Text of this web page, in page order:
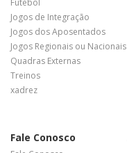
Futebol
Jogos de Integração
Jogos dos Aposentados
Jogos Regionais ou Nacionais
Quadras Externas
Treinos
xadrez
Fale Conosco